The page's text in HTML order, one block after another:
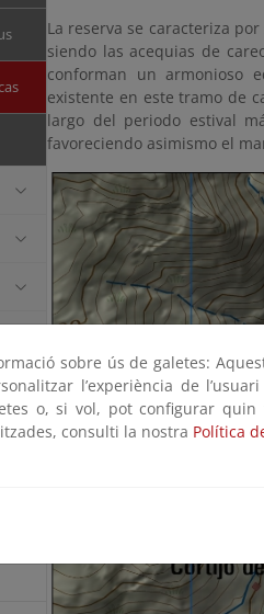
La reserva se caracteriza
siendo las acequias de
conforman un armonioso
existente en este tramo de
largo del periodo estival
favoreciendo asimismo el
sobre ús de galetes:
l’experiència de
o, si vol, pot configurar
consulti la nostra Política